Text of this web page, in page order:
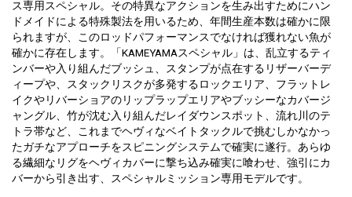
ス専用スペシャル。その特異なアクションを生み出すためにハン
ドメイドによる特殊製法を用いるため、年間生産本数は確かに限
られますが、このロッドパフォーマンスでなければ獲れない魚が
確かに存在します。「KAMEYAMAスペシャル」は、乱立するティ
ンバーや入り組んだブッシュ、スタンプが点在するリザーバーデ
ィープや、スタックリスクが多発するロックエリア、フラットレ
イクやリバーショアのリップラップエリアやブッシーなカバージ
ャングル、竹が沈む入り組んだレイダウンスポット、流れ川のテ
トラ帯など、これまでヘヴィなベイトタックルで挑むしかなかっ
たガチなアプローチをスピニングシステムで確実に遂行。あらゆ
る繊細なリグをヘヴィカバーに撃ち込み確実に喰わせ、強引にカ
バーから引き出す、スペシャルミッション専用モデルです。